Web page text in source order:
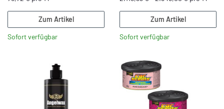
Zum Artikel
Sofort verfügbar
Zum Artikel
Sofort verfügbar